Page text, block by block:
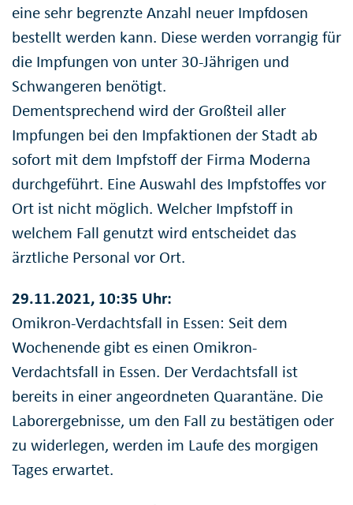
eine sehr begrenzte Anzahl neuer Impfdosen
bestellt werden kann. Diese werden vorrangig für
die Impfungen von unter 30-Jährigen und
Schwangeren benötigt.
Dementsprechend wird der Großteil aller
Impfungen bei den Impfaktionen der Stadt ab
sofort mit dem Impfstoff der Firma Moderna
durchgeführt. Eine Auswahl des Impfstoffes vor
Ort ist nicht möglich. Welcher Impfstoff in
welchem Fall genutzt wird entscheidet das
ärztliche Personal vor Ort.
29.11.2021, 10:35 Uhr:
Omikron-Verdachtsfall in Essen: Seit dem
Wochenende gibt es einen Omikron-
Verdachtsfall in Essen. Der Verdachtsfall ist
bereits in einer angeordneten Quarantäne. Die
Laborergebnisse, um den Fall zu bestätigen oder
zu widerlegen, werden im Laufe des morgigen
Tages erwartet.